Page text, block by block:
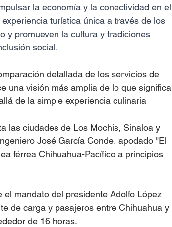
la economía y la conectividad en el
turística única a través de los
y promueven la cultura y tradiciones
social.
detallada de los servicios de
una visión más amplia de lo que significa
de la simple experiencia culinaria
las ciudades de Los Mochis, Sinaloa y
José García Conde, apodado "El
férrea Chihuahua-Pacífico a principios
mandato del presidente Adolfo López
de carga y pasajeros entre Chihuahua y
de 16 horas.